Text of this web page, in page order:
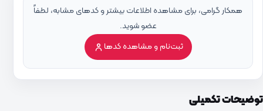
همکار گرامی، برای مشاهده اطلاعات بیشتر و کدهای مشابه، لطفاً
عضو شوید.
ثبت‌نام و مشاهده کدها
توضیحات تکمیلی